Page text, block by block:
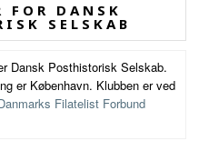
FOR DANSK
SELSKAB
Dansk Posthistorisk Selskab.
er København. Klubben er ved
Filatelist Forbund